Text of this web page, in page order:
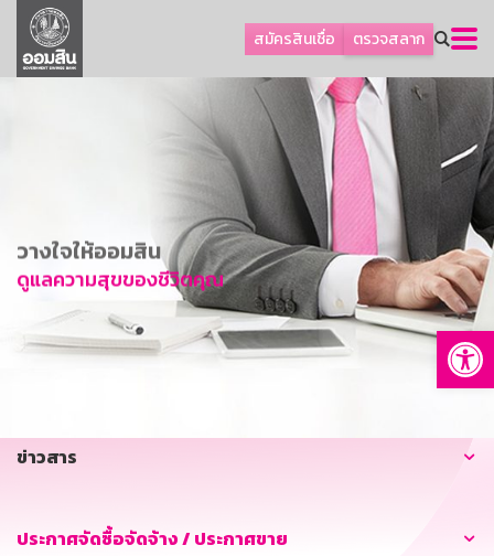
สมัครสินเชื่อ ตรวจสลาก
ลูกค้าธุรกิจ
ลูกค้าผู้ประกอบรายย่อย
การพัฒนาที่ยั่งยืน
ข่าวสาร
บริการทางการเงิน
อื่นๆ
วางใจให้ออมสิน
ดูแลความสุขของชีวิตคุณ
ข่าวสาร
ประกาศจัดซื้อจัดจ้าง / ประกาศขาย